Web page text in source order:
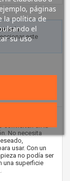
este
No necesita
usar. Con un
no podía ser
una superficie
páginas
la política de
el
su uso